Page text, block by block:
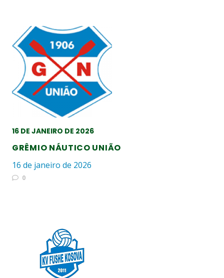
16 DE JANEIRO DE 2026
GRÊMIO NÁUTICO UNIÃO
16 de janeiro de 2026
0